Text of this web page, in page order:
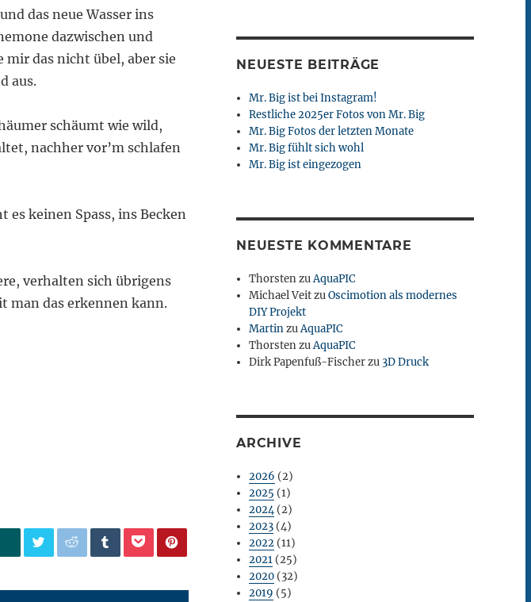
das neue Wasser ins
dazwischen und
das nicht übel, aber sie
aus.
schäumt wie wild,
nachher vor’m schlafen
es keinen Spass, ins Becken
verhalten sich übrigens
man das erkennen kann.
NEUESTE BEITRÄGE
Mr. Big ist bei Instagram!
Restliche 2025er Fotos von Mr. Big
Mr. Big Fotos der letzten Monate
Mr. Big fühlt sich wohl
Mr. Big ist eingezogen
NEUESTE KOMMENTARE
ThorstenzuAquaPIC
Michael VeitzuOscimotion als modernes
DIY Projekt
MartinzuAquaPIC
ThorstenzuAquaPIC
Dirk Papenfuß-Fischerzu 3D Druck
ARCHIVE
2026 (2)
2025 (1)
2024(2)
2023 (4)
2022 (11)
2021 (25)
2020 (32)
2019 (5)